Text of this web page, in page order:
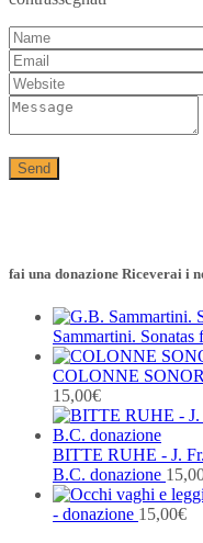
fai una donazione Riceverai i
Sammartini.
COLONNE
15,00€
BITTE RUHE - J.
B.C. donazione
- donazione 15,00€